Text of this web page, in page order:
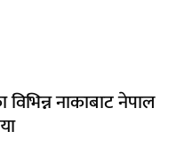
नाकाबाट नेपाल